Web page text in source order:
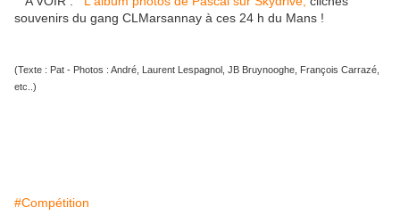
souvenirs du gang CLMarsannay à ces 24 h du Mans !
(Texte : Pat - Photos : André, Laurent Lespagnol, JB Bruynooghe, François Carrazé,
etc..)
#Compétition